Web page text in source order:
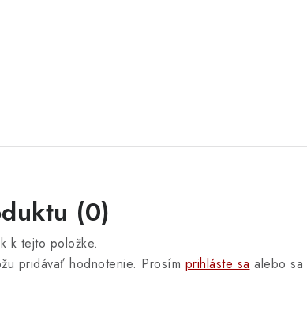
(0)
k tejto položke.
pridávať hodnotenie. Prosím prihláste sa alebo sa